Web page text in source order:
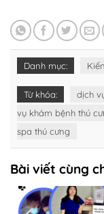
Danh mục:
Từ khóa: dịch
vụ khám bệnh thú
spa thú cưng
Bài viết cùng